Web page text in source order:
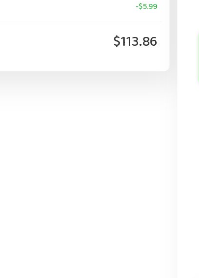
-$5.99
$113.86